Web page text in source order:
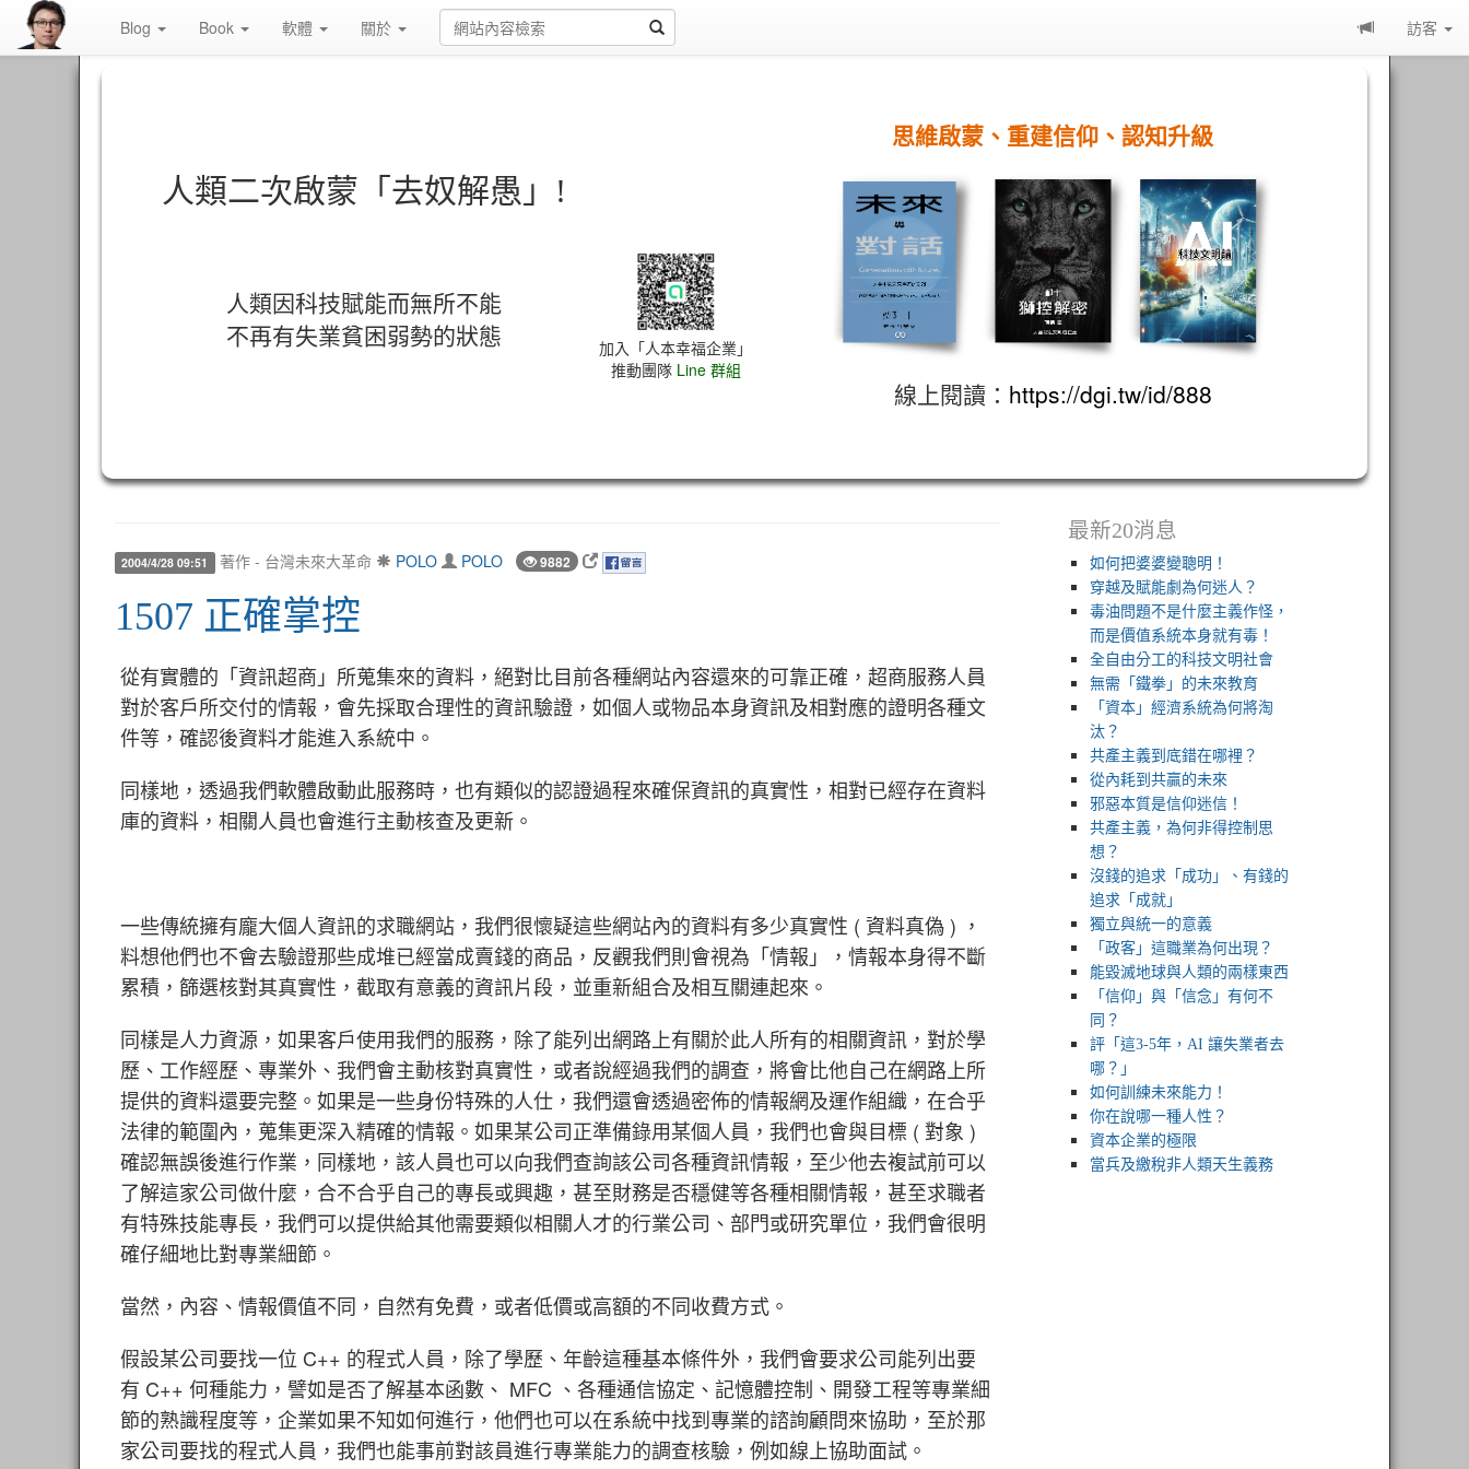
Blog Book 軟體 關於 訪客
人類二次啟蒙「去奴解愚」!
人類因科技賦能而無所不能
不再有失業貧困弱勢的狀態
加入「人本幸福企業」
推動團隊 Line 群組
思維啟蒙、重建信仰、認知升級
線上閱讀： https://dgi.tw/id/888
2004/4/28 09:51 著作 - 台灣未來大革命 POLO POLO 9882
1507 正確掌控
從有實體的「資訊超商」所蒐集來的資料，絕對比目前各種網站內容還來的可靠正確，超商服務人員
對於客戶所交付的情報，會先採取合理性的資訊驗證，如個人或物品本身資訊及相對應的證明各種文
件等，確認後資料才能進入系統中。
同樣地，透過我們軟體啟動此服務時，也有類似的認證過程來確保資訊的真實性，相對已經存在資料
庫的資料，相關人員也會進行主動核查及更新。
一些傳統擁有龐大個人資訊的求職網站，我們很懷疑這些網站內的資料有多少真實性 ( 資料真偽 ) ，
料想他們也不會去驗證那些成堆已經當成賣錢的商品，反觀我們則會視為「情報」，情報本身得不斷
累積，篩選核對其真實性，截取有意義的資訊片段，並重新組合及相互關連起來。
同樣是人力資源，如果客戶使用我們的服務，除了能列出網路上有關於此人所有的相關資訊，對於學
歷、工作經歷、專業外、我們會主動核對真實性，或者說經過我們的調查，將會比他自己在網路上所
提供的資料還要完整。如果是一些身份特殊的人仕，我們還會透過密佈的情報網及運作組織，在合乎
法律的範圍內，蒐集更深入精確的情報。如果某公司正準備錄用某個人員，我們也會與目標 ( 對象 )
確認無誤後進行作業，同樣地，該人員也可以向我們查詢該公司各種資訊情報，至少他去複試前可以
了解這家公司做什麼，合不合乎自己的專長或興趣，甚至財務是否穩健等各種相關情報，甚至求職者
有特殊技能專長，我們可以提供給其他需要類似相關人才的行業公司、部門或研究單位，我們會很明
確仔細地比對專業細節。
當然，內容、情報價值不同，自然有免費，或者低價或高額的不同收費方式。
假設某公司要找一位 C++ 的程式人員，除了學歷、年齡這種基本條件外，我們會要求公司能列出要
有 C++ 何種能力，譬如是否了解基本函數、 MFC 、各種通信協定、記憶體控制、開發工程等專業細
節的熟識程度等，企業如果不知如何進行，他們也可以在系統中找到專業的諮詢顧問來協助，至於那
家公司要找的程式人員，我們也能事前對該員進行專業能力的調查核驗，例如線上協助面試。
最新20消息
如何把婆婆變聰明！
穿越及賦能劇為何迷人？
毒油問題不是什麼主義作怪，
而是價值系統本身就有毒！
全自由分工的科技文明社會
無需「鐵拳」的未來教育
「資本」經濟系統為何將淘
汰？
共產主義到底錯在哪裡？
從內耗到共贏的未來
邪惡本質是信仰迷信！
共產主義，為何非得控制思
想？
沒錢的追求「成功」、有錢的
追求「成就」
獨立與統一的意義
「政客」這職業為何出現？
能毀滅地球與人類的兩樣東西
「信仰」與「信念」有何不
同？
評「這3-5年，AI 讓失業者去
哪？」
如何訓練未來能力！
你在說哪一種人性？
資本企業的極限
當兵及繳稅非人類天生義務